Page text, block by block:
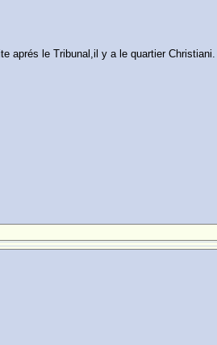
aprés le Tribunal,il y a le quartier Christiani.